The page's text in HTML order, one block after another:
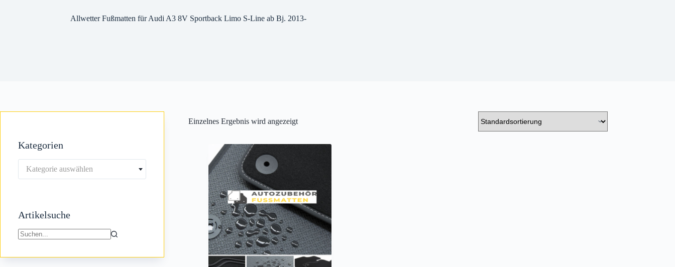
Allwetter Fußmatten für Audi A3 8V Sportback Limo S-Line ab Bj. 2013-
Einzelnes Ergebnis wird angezeigt
Kategorien
Kategorie auswählen
Artikelsuche